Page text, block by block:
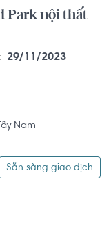
Park nội thất
29/11/2023
Nam
Sẵn sàng giao dịch